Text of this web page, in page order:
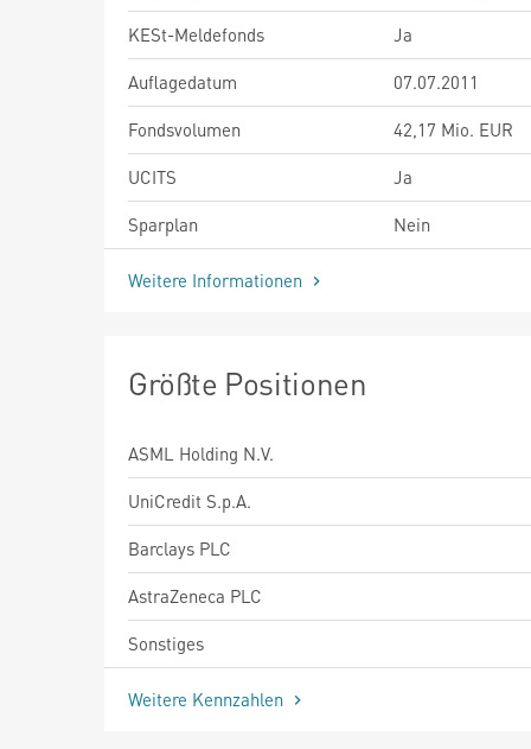
KESt-Meldefonds
Ja
Auflagedatum
07.07.2011
Fondsvolumen
42,17 Mio. EUR
UCITS
Ja
Sparplan
Nein
Weitere Informationen
Größte Positionen
ASML Holding N.V.
UniCredit S.p.A.
Barclays PLC
AstraZeneca PLC
Sonstiges
Weitere Kennzahlen